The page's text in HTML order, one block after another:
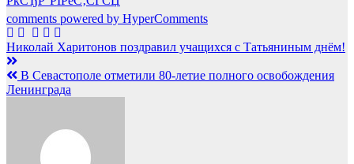
comments powered by HyperComments
Навигация
по
записям
Николай Харитонов поздравил учащихся с Татьяниным днём!
В Севастополе отметили 80-летие полного освобождения
Ленинграда